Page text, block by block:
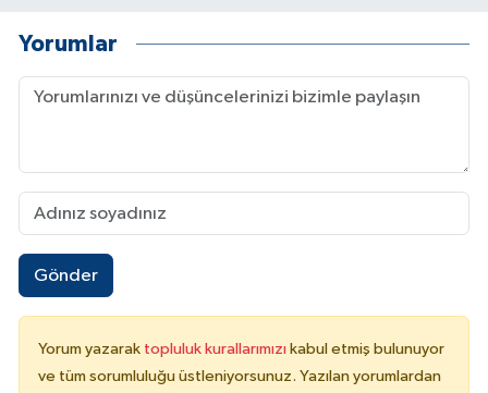
Yorumlar
Gönder
Yorum yazarak topluluk kurallarımızı kabul etmiş bulunuyor
ve tüm sorumluluğu üstleniyorsunuz. Yazılan yorumlardan